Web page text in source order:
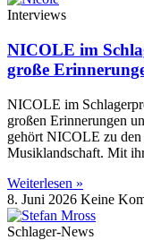
Interviews
NICOLE im
große
NICOLE im
großen Erinnerungen
gehört NICOLE zu den
Musiklandschaft. Mit
Weiterlesen »
8. Juni 2026 Keine
Schlager-News